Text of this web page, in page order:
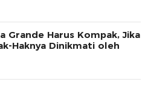
Grande Harus Kompak, Jika
Haknya Dinikmati oleh